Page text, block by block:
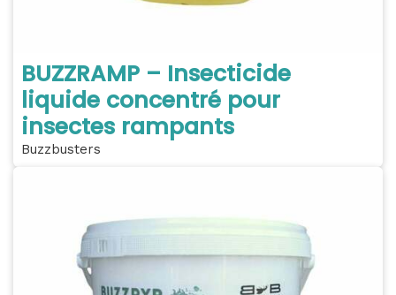
BUZZRAMP – Insecticide
liquide concentré pour
insectes rampants
Buzzbusters